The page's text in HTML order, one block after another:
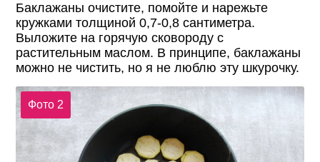
Баклажаны очистите, помойте и нарежьте
кружками толщиной 0,7-0,8 сантиметра.
Выложите на горячую сковороду с
растительным маслом. В принципе, баклажаны
можно не чистить, но я не люблю эту шкурочку.
Фото 2